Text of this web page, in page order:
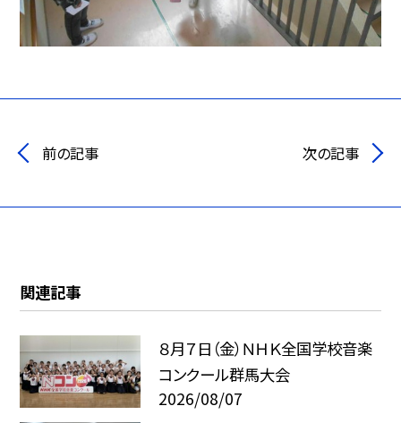
前の記事 次の記事
関連記事
８月７日（金）ＮＨＫ全国学校音楽
コンクール群馬大会
2026/08/07